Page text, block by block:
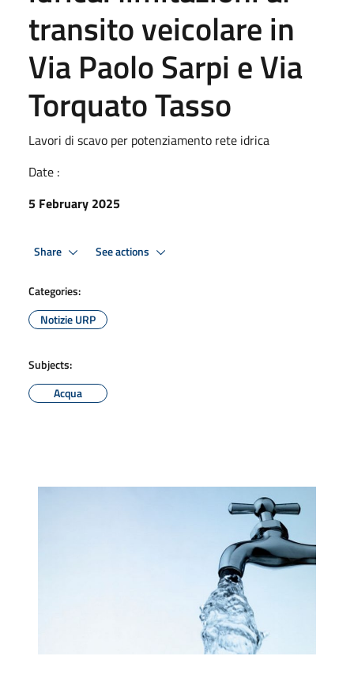
transito veicolare in
Via Paolo Sarpi e Via
Torquato Tasso
Lavori di scavo per potenziamento rete idrica
Date :
5 February 2025
Share See actions
Categories:
Notizie URP
Subjects:
Acqua